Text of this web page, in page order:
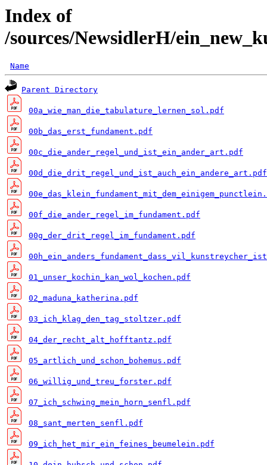
Index of
/sources/NewsidlerH/
Name
Parent Directory
00a_wie_man_die_tabulature_lernen_sol.pdf
00b_das_erst_fundament.pdf
00c_die_ander_regel_und_ist_ein_ander_art.pdf
00d_die_drit_regel_und_ist_auch_ein_andere_art.pdf
00f_die_ander_regel_im_fundament.pdf
00g_der_drit_regel_im_fundament.pdf
01_unser_kochin_kan_wol_kochen.pdf
02_maduna_katherina.pdf
03_ich_klag_den_tag_stoltzer.pdf
04_der_recht_alt_hofftantz.pdf
05_artlich_und_schon_bohemus.pdf
06_willig_und_treu_forster.pdf
07_ich_schwing_mein_horn_senfl.pdf
08_sant_merten_senfl.pdf
09_ich_het_mir_ein_feines_beumelein.pdf